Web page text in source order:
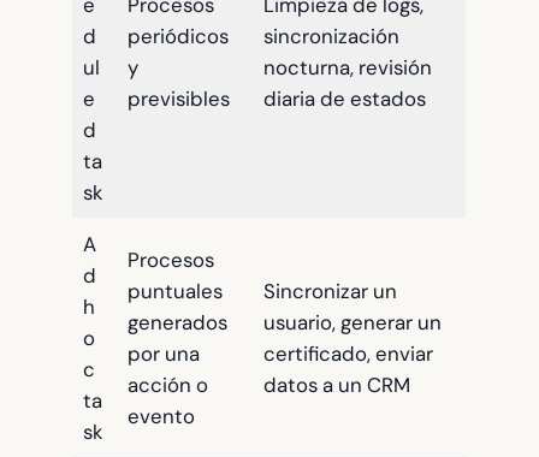
d
ul
e
d
ta
sk
periódicos
y
previsibles
sincronización
nocturna, revisión
diaria de estados
A
d
h
o
c
ta
sk
Procesos
puntuales
generados
por una
acción o
evento
Sincronizar un
usuario, generar un
certificado, enviar
datos a un CRM